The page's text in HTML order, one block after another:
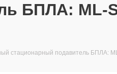
БПЛА: ML-
стационарный подавитель БПЛА: